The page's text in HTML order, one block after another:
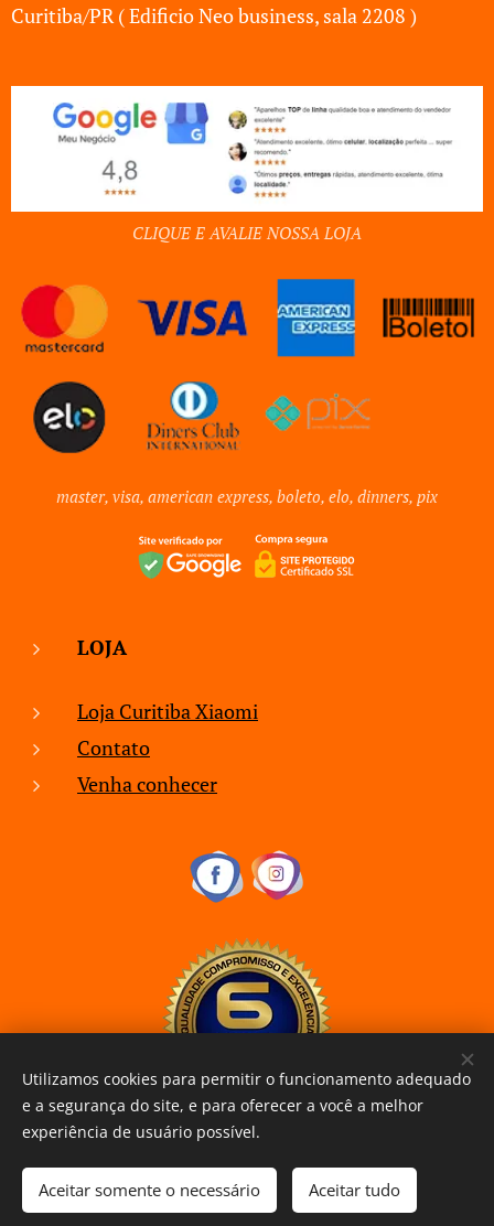
Curitiba/PR ( Edificio Neo business, sala 2208 )
CLIQUE E AVALIE NOSSA LOJA
master, visa, american express, boleto, elo, dinners, pix
LOJA
Loja Curitiba Xiaomi
Contato
Venha conhecer
www.curitibaxiaomi.com.br
Utilizamos cookies para permitir o funcionamento adequado
e a segurança do site, e para oferecer a você a melhor
experiência de usuário possível.
Aceitar somente o necessário Aceitar tudo